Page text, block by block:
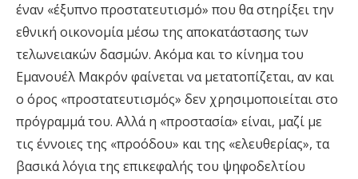
έναν «έξυπνο προστατευτισμό» που θα στηρίξει την
εθνική οικονομία μέσω της αποκατάστασης των
τελωνειακών δασμών. Ακόμα και το κίνημα του
Εμανουέλ Μακρόν φαίνεται να μετατοπίζεται, αν και
ο όρος «προστατευτισμός» δεν χρησιμοποιείται στο
πρόγραμμά του. Αλλά η «προστασία» είναι, μαζί με
τις έννοιες της «προόδου» και της «ελευθερίας», τα
βασικά λόγια της επικεφαλής του ψηφοδελτίου